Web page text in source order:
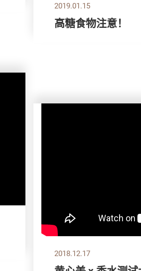
2019.01.15
高糖食物注意！
2018.12.17